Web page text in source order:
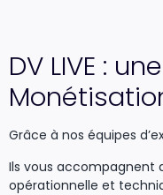
DV LIVE :
Grâce à nos équipes
Ils vous accompagnent
opérationnelle et